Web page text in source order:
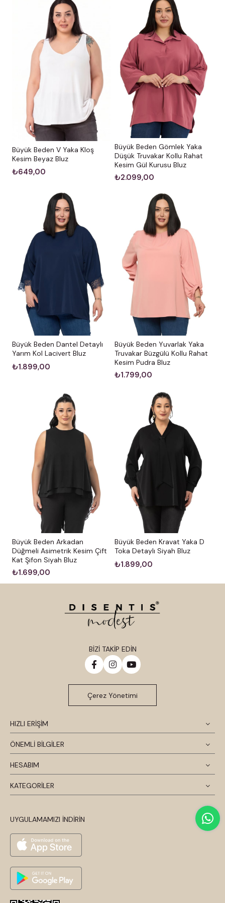
Manken Ölçüleri:
Boy:173 cm
Göğüs:108 cm | 87 cm | Basen:
119 cm
Bakım ve Uyarılar
Yıkama:
Ürünün formunu ve rengini uzun süre
koruması için çamaşır makinesinde 30°C’de, benzer
renklerle yıkanması tavsiye edilir.
Renk Notu:
Stüdyo çekimlerinde renkler,
profesyonel ışıklandırmadan dolayı küçük ton
değişiklikleri (ekran parlaklığına göre) gösterebilir.
Büyük Beden V Yaka Kloş
Kesim Beyaz Bluz
₺649,00
Büyük Beden Gömlek Yaka
Düşük Truvakar Kollu Rahat
Kesim Gül Kurusu Bluz
₺2.099,00
Büyük Beden Dantel Detaylı
Yarım Kol Lacivert Bluz
₺1.899,00
Büyük Beden Yuvarlak Yaka
Truvakar Büzgülü Kollu Rahat
Kesim Pudra Bluz
₺1.799,00
Büyük Beden Arkadan
Düğmeli Asimetrik Kesim Çift
Kat Şifon Siyah Bluz
₺1.699,00
Büyük Beden Kravat Yaka D
Toka Detaylı Siyah Bluz
₺1.899,00
HIZLI ERİŞİM
ÖNEMLİ BİLGİLER
HESABIM
KATEGORİLER
UYGULAMAMIZI İNDİRİN
BİZİ TAKİP EDİN
Çerez Yönetimi